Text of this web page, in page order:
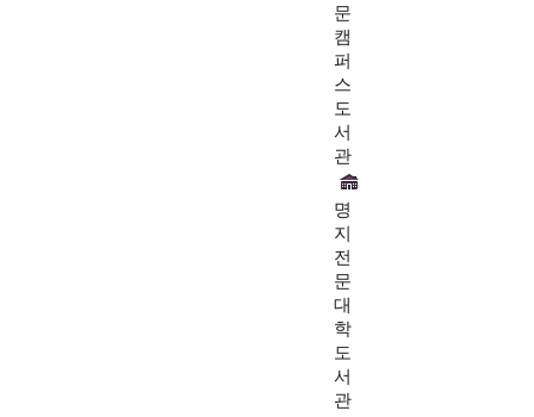
문
캠
퍼
스
도
서
관
명
지
전
문
대
학
도
서
관